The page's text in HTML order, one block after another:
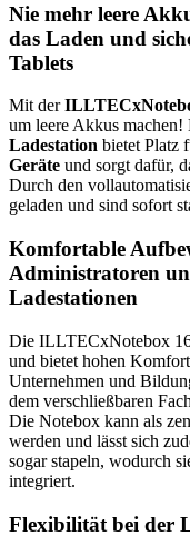
Nie mehr leere
das Laden und
Tablets
Mit der
um leere Akkus machen!
Ladestation bietet Platz
Geräte und sorgt dafür,
Durch den
geladen und sind sofort
Komfortable
Administratoren
Ladestationen
Die ILLTECxNotebox 16
und bietet hohen
Unternehmen und
dem verschließbaren
Die Notebox kann als
werden und lässt sich
sogar stapeln, wodurch
integriert.
Flexibilität bei der